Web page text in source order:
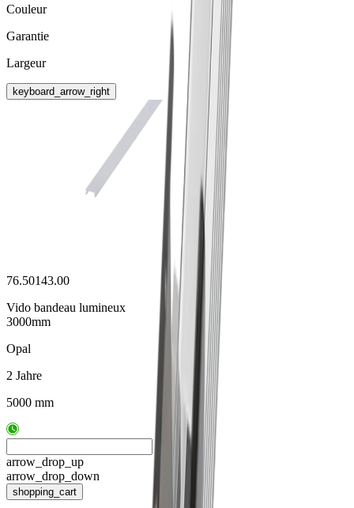
Couleur
Garantie
Largeur
keyboard_arrow_right
76.50143.00
Vido bandeau lumineux
3000mm
Opal
2 Jahre
5000 mm
arrow_drop_up
arrow_drop_down
shopping_cart